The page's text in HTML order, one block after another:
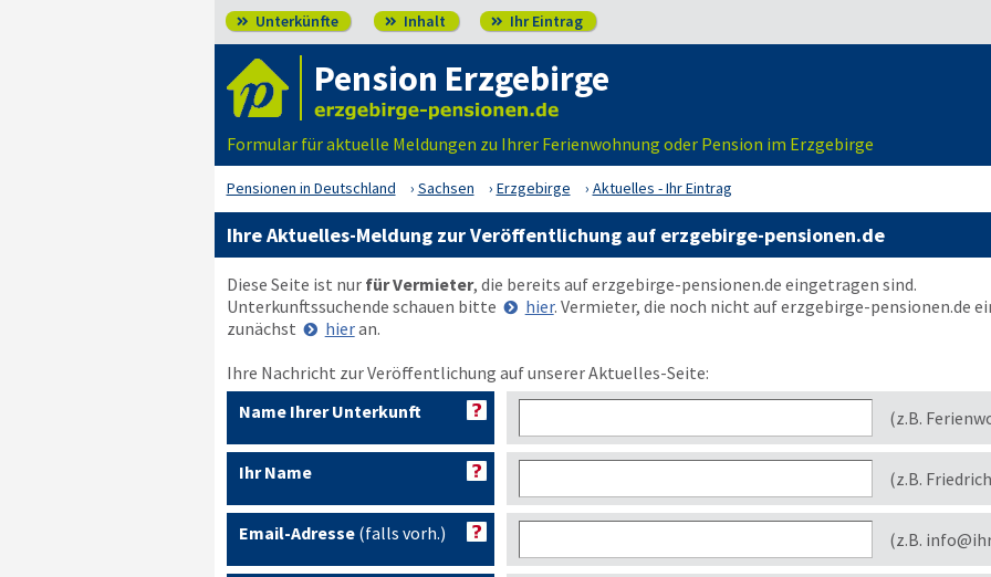
 Unterkünfte  Inhalt  Ihr Eintrag
Pension Erzgebirge
Formular für aktuelle Meldungen zu Ihrer Ferienwohnung oder Pension im Erzgebirge
Pensionen in Deutschland Sachsen Erzgebirge Aktuelles - Ihr Eintrag
Ihre Aktuelles-Meldung zur Veröffentlichung auf erzgebirge-pensionen.de
Diese Seite ist nur für Vermieter, die bereits auferzgebirge-pensionen.de eingetragen sind.
Unterkunftssuchende schauen bitte
hier. Vermieter, die noch nicht auferzgebirge-pensionen.de
zunächst
hieran.
Ihre Nachricht zur Veröffentlichung auf unserer Aktuelles-Seite:
Name Ihrer Unterkunft
(z.B.
Ihr Name (z.B.
Email-Adresse(falls vorh.) (z.B.